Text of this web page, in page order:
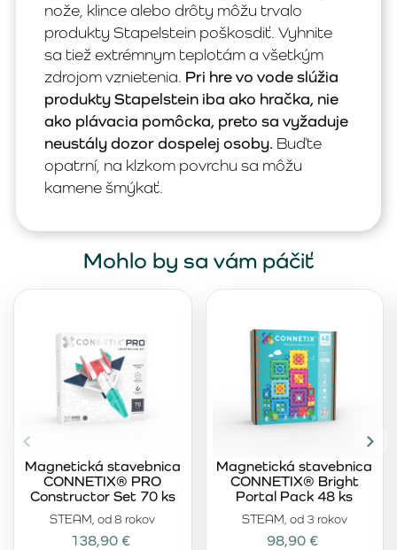
nože, klince alebo drôty môžu trvalo
produkty Stapelstein poškosdiť. Vyhnite
sa tiež extrémnym teplotám a všetkým
zdrojom vznietenia. Pri hre vo vode slúžia
produkty Stapelstein iba ako hračka, nie
ako plávacia pomôcka, preto sa vyžaduje
neustály dozor dospelej osoby. Buďte
opatrní, na klzkom povrchu sa môžu
kamene šmýkať.
Mohlo by sa vám páčiť
STEAM, od 8 rokov
Magnetická stavebnica
CONNETIX® PRO
Constructor Set 70 ks
138,90 €
STEAM, od 3 rokov
Magnetická stavebnica
CONNETIX® Bright
Portal Pack 48 ks
98,90 €